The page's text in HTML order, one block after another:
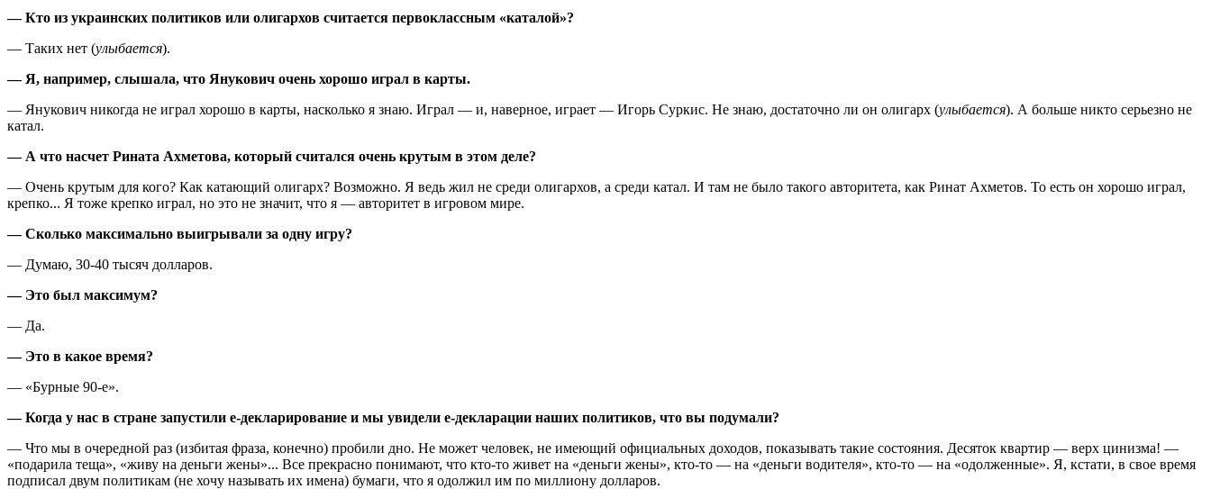
— Кто из украинских политиков или олигархов считается первоклассным «каталой»?
— Таких нет (улыбается).
— Я, например, слышала, что Янукович очень хорошо играл в карты.
— Янукович никогда не играл хорошо в карты, насколько я знаю. Играл — и, наверное, играет — Игорь Суркис. Не знаю, достаточно ли он олигарх (улыбается). А больше никто серьезно не
катал.
— А что насчет Рината Ахметова, который считался очень крутым в этом деле?
— Очень крутым для кого? Как катающий олигарх? Возможно. Я ведь жил не среди олигархов, а среди катал. И там не было такого авторитета, как Ринат Ахметов. То есть он хорошо играл,
крепко... Я тоже крепко играл, но это не значит, что я — авторитет в игровом мире.
— Сколько максимально выигрывали за одну игру?
— Думаю, 30-40 тысяч долларов.
— Это был максимум?
— Да.
— Это в какое время?
— «Бурные 90-е».
— Когда у нас в стране запустили е-декларирование и мы увидели е-декларации наших политиков, что вы подумали?
— Что мы в очередной раз (избитая фраза, конечно) пробили дно. Не может человек, не имеющий официальных доходов, показывать такие состояния. Десяток квартир — верх цинизма! —
«подарила теща», «живу на деньги жены»... Все прекрасно понимают, что кто-то живет на «деньги жены», кто-то — на «деньги водителя», кто-то — на «одолженные». Я, кстати, в свое время
подписал двум политикам (не хочу называть их имена) бумаги, что я одолжил им по миллиону долларов.